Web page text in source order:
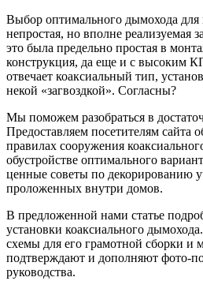
Выбор оптимального дымохода для
непростая, но вполне реализуемая
это была предельно простая в
конструкция, да еще и с высоким
отвечает коаксиальный тип,
некой «загвоздкой». Согласны?
Мы поможем разобраться в
Предоставляем посетителям
правилах сооружения
обустройстве оптимального
ценные советы по декорированию
проложенных внутри домов.
В предложенной нами статье
установки коаксиального
схемы для его грамотной сборки
подтверждают и дополняют фото-
руководства.